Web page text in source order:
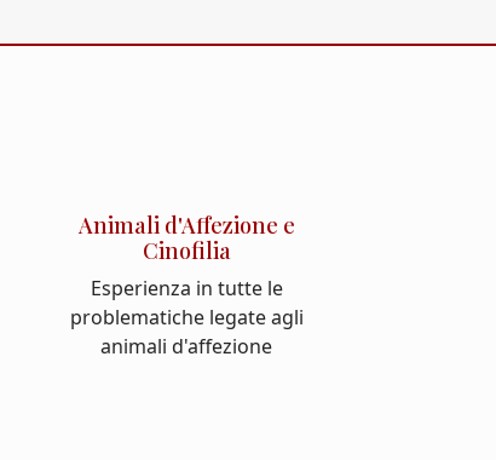
Animali d'Affezione e
Cinofilia
Esperienza in tutte le
problematiche legate agli
animali d'affezione